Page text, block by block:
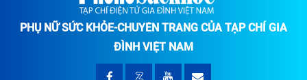
PHỤ NỮ SỨC KHỎE-CHUYÊN TRANG CỦA TẠP CHÍ GIA
ĐÌNH VIỆT NAM